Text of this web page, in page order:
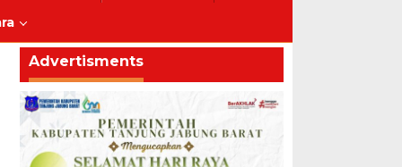
Advertisments